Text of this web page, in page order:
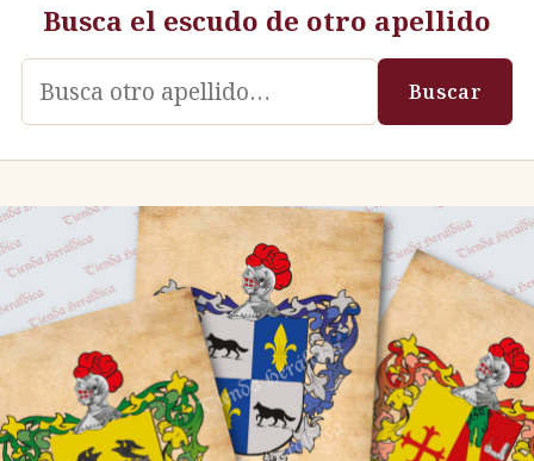
Busca el escudo de otro apellido
Apellido
Buscar